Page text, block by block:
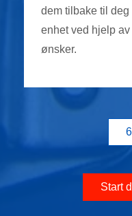
dem tilbake til deg
enhet ved hjelp
ønsker.
Start